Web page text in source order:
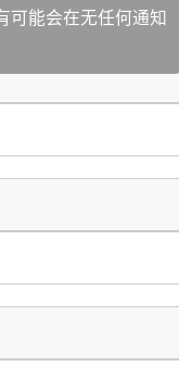
可能会在无任何通知